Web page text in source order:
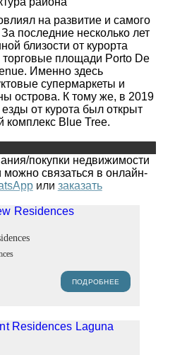
на развитие и самого
последние несколько лет
близости от курорта
площади Porto De
Именно здесь
супермаркеты и
острова. К тому же, в 2019
от курота был открыт
комплекс Blue Tree.
покупки недвижимости
связаться в онлайн-
или заказать
ПОДРОБНЕЕ